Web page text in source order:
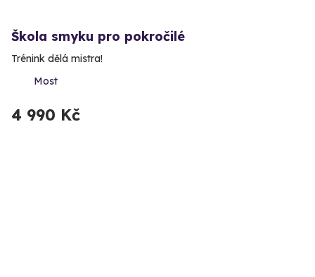
Škola smyku pro pokročilé
Trénink dělá mistra!
Most
4 990 Kč